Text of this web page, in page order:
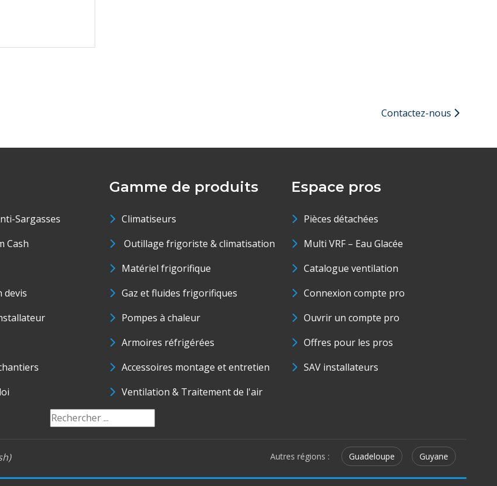
Contactez-nous
Sargasses
Cash
devis
Gamme de produits
Climatiseurs
Outillage frigoriste & climatisation
Matériel frigorifique
Gaz et fluides frigorifiques
Pompes à chaleur
Armoires réfrigérées
Accessoires montage et entretien
Ventilation & Traitement de l'air
Espace pros
Pièces détachées
Multi VRF – Eau Glacée
Catalogue ventilation
Connexion compte pro
Ouvrir un compte pro
Offres pour les pros
SAV installateurs
Autres régions : Guadeloupe Guyane